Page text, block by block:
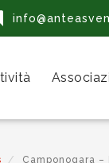
Camponogara